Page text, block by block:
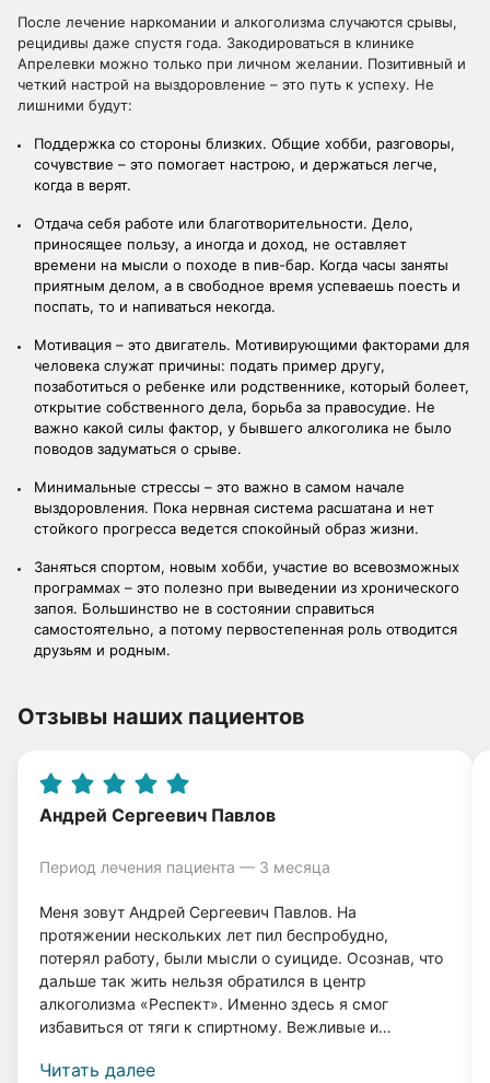
После лечение наркомании и алкоголизма случаются срывы,
рецидивы даже спустя года. Закодироваться в клинике
Апрелевки можно только при личном желании. Позитивный и
четкий настрой на выздоровление – это путь к успеху. Не
лишними будут:
Поддержка со стороны близких. Общие хобби, разговоры,
сочувствие – это помогает настрою, и держаться легче,
когда в верят.
Отдача себя работе или благотворительности. Дело,
приносящее пользу, а иногда и доход, не оставляет
времени на мысли о походе в пив-бар. Когда часы заняты
приятным делом, а в свободное время успеваешь поесть и
поспать, то и напиваться некогда.
Мотивация – это двигатель. Мотивирующими факторами для
человека служат причины: подать пример другу,
позаботиться о ребенке или родственнике, который болеет,
открытие собственного дела, борьба за правосудие. Не
важно какой силы фактор, у бывшего алкоголика не было
поводов задуматься о срыве.
Минимальные стрессы – это важно в самом начале
выздоровления. Пока нервная система расшатана и нет
стойкого прогресса ведется спокойный образ жизни.
Заняться спортом, новым хобби, участие во всевозможных
программах – это полезно при выведении из хронического
запоя. Большинство не в состоянии справиться
самостоятельно, а потому первостепенная роль отводится
друзьям и родным.
Отзывы наших пациентов
Андрей Сергеевич Павлов
Период лечения пациента — 3 месяца
Меня зовут Андрей Сергеевич Павлов. На
протяжении нескольких лет пил беспробудно,
потерял работу, были мысли о суициде. Осознав, что
дальше так жить нельзя обратился в центр
алкоголизма «Респект». Именно здесь я смог
избавиться от тяги к спиртному. Вежливые и
мне вернуться к нормальной жизни. Прошло 4 года, и
Читать далее